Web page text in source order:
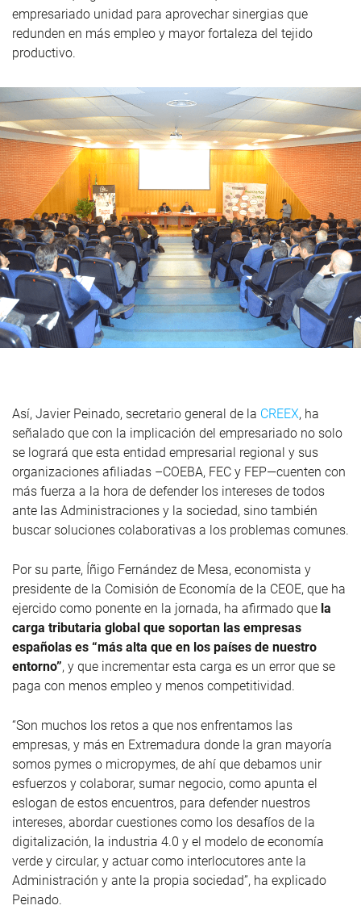
empresariado unidad para aprovechar sinergias que
redunden en más empleo y mayor fortaleza del tejido
productivo.
Así, Javier Peinado, secretario general de la CREEX, ha
señalado que con la implicación del empresariado no solo
se logrará que esta entidad empresarial regional y sus
organizaciones afiliadas –COEBA, FEC y FEP—cuenten con
más fuerza a la hora de defender los intereses de todos
ante las Administraciones y la sociedad, sino también
buscar soluciones colaborativas a los problemas comunes.
Por su parte, Íñigo Fernández de Mesa, economista y
presidente de la Comisión de Economía de la CEOE, que ha
ejercido como ponente en la jornada, ha afirmado que la
carga tributaria global que soportan las empresas
españolas es “más alta que en los países de nuestro
entorno”, y que incrementar esta carga es un error que se
paga con menos empleo y menos competitividad.
“Son muchos los retos a que nos enfrentamos las
empresas, y más en Extremadura donde la gran mayoría
somos pymes o micropymes, de ahí que debamos unir
esfuerzos y colaborar, sumar negocio, como apunta el
eslogan de estos encuentros, para defender nuestros
intereses, abordar cuestiones como los desafíos de la
digitalización, la industria 4.0 y el modelo de economía
verde y circular, y actuar como interlocutores ante la
Administración y ante la propia sociedad”, ha explicado
Peinado.